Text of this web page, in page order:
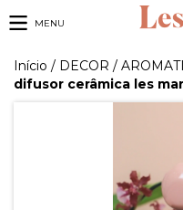
MENU
Início / DECOR /
difusor cerâmica les